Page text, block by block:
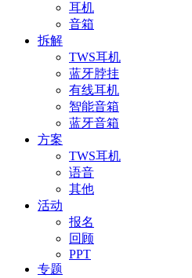
耳机
音箱
拆解
TWS耳机
蓝牙脖挂
有线耳机
智能音箱
蓝牙音箱
方案
TWS耳机
语音
其他
活动
报名
回顾
PPT
专题